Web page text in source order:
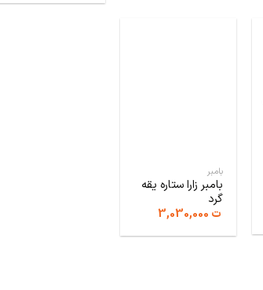
بامبر
بامبر زارا ستاره یقه
گرد‌
ت